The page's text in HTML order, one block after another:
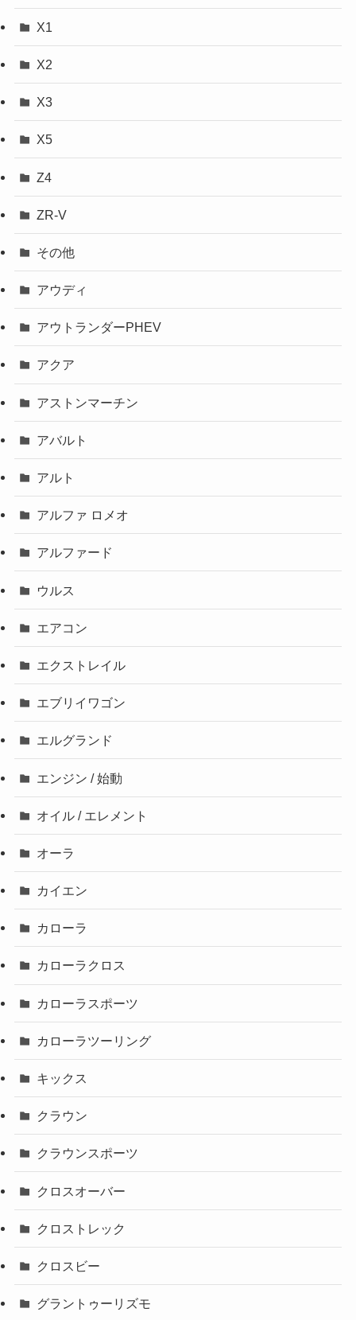
X1
X2
X3
X5
Z4
ZR-V
その他
アウディ
アウトランダーPHEV
アクア
アストンマーチン
アバルト
アルト
アルファ ロメオ
アルファード
ウルス
エアコン
エクストレイル
エブリイワゴン
エルグランド
エンジン / 始動
オイル / エレメント
オーラ
カイエン
カローラ
カローラクロス
カローラスポーツ
カローラツーリング
キックス
クラウン
クラウンスポーツ
クロスオーバー
クロストレック
クロスビー
グラントゥーリズモ